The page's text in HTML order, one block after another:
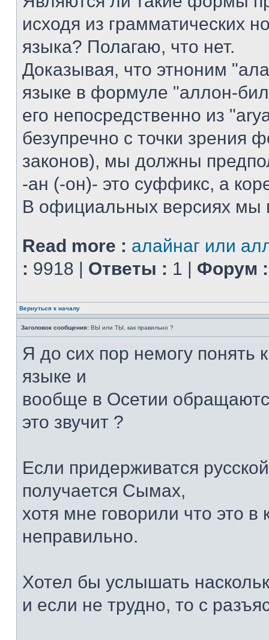
исходя из грамматических
языка? Полагаю, что нет.
Доказывая, что этноним
языке в формуле "аллон-
его непосредственно из
безупречно с точки зрения
законов), мы должны
-ан (-он)- это суффикс, а
В официальных версиях мы
Read more : алайнаг или
: 9918 | Ответы : 1 | Форум :
Вернуться к началу
Заголовок сообщения: ВЫ или ТЫ, как правильно ?
Я до сих пор немогу понять
языке и
вообще в Осетии
это звучит ?
Если придерживатся
получается Сымах,
хотя мне говорили что это в
неправильно.
Хотел бы услышать
и если не трудно, то с